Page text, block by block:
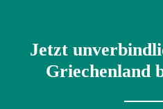
Jetzt
Griechenland